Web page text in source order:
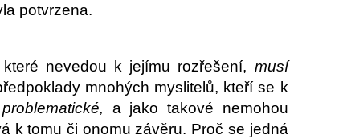
potvrzena.
nevedou k jejímu rozřešení, musí
mnohých myslitelů, kteří se k
a jako takové nemohou
k tomu či onomu závěru. Proč se jedná